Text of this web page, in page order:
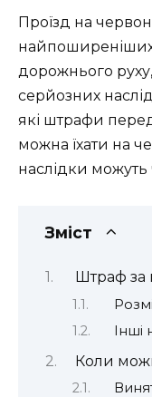
Проїзд на
дорожнього
серйозних
які штрафи
можна їхати на
наслідки можуть
Зміст
Штраф за
Інші
Коли